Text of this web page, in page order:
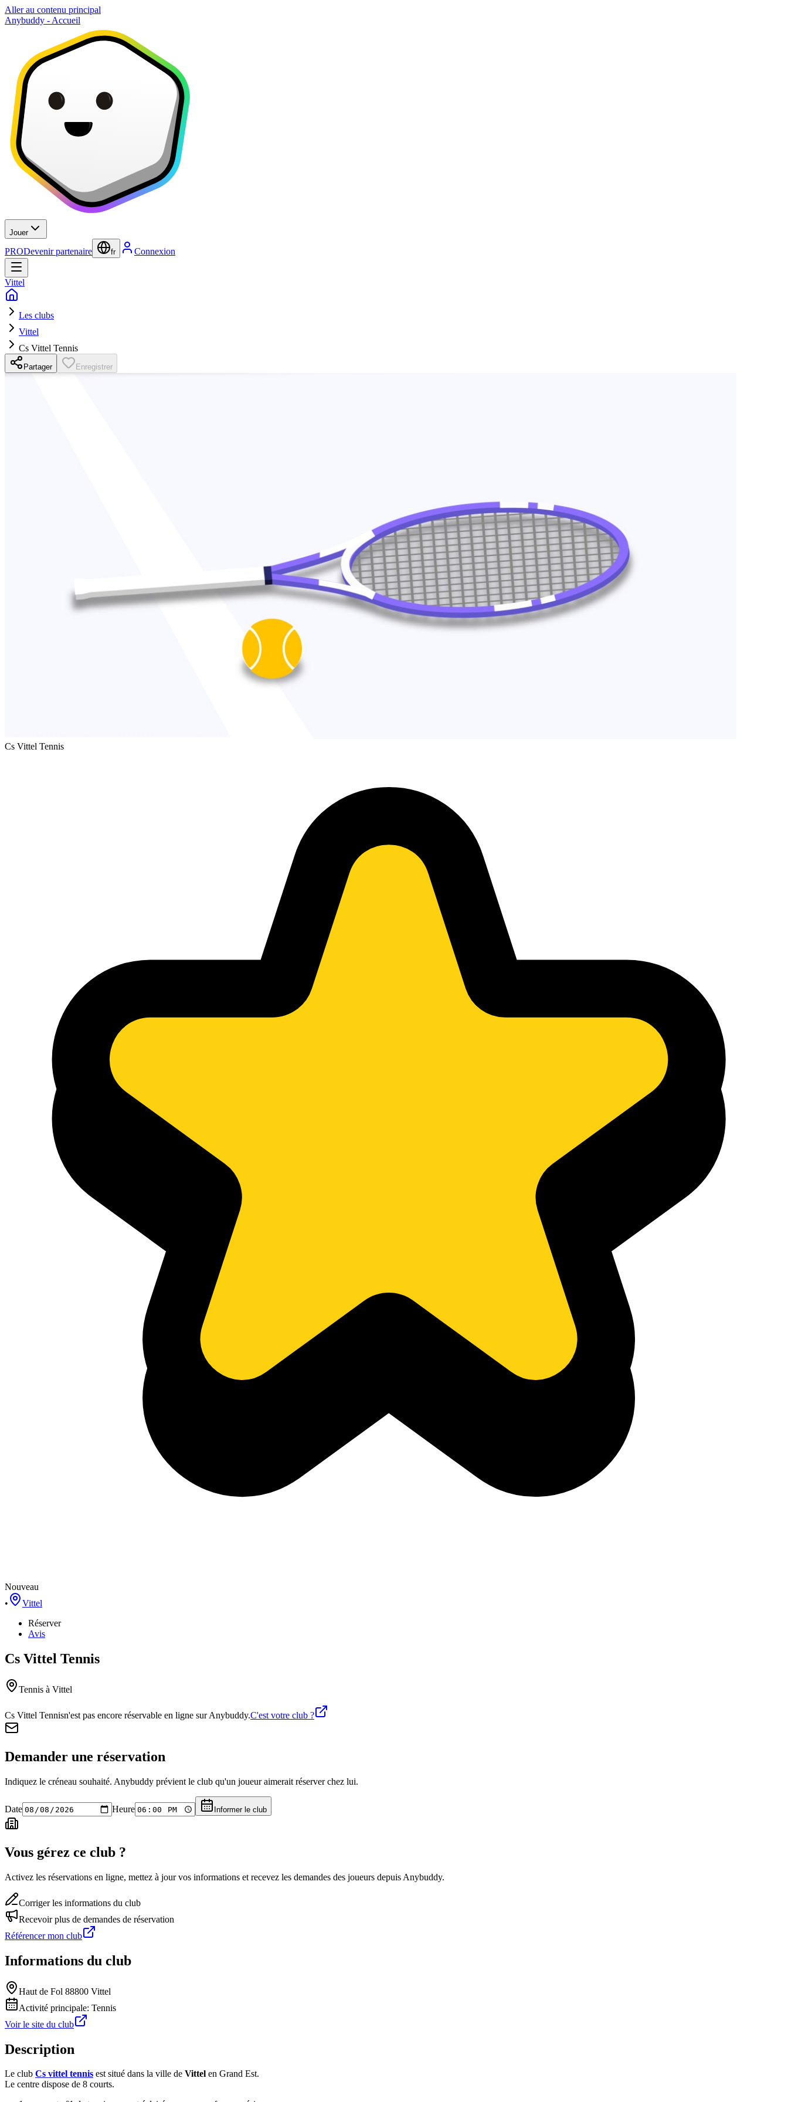
Aller au contenu principal
Anybuddy - Accueil
Jouer
PRODevenir partenaire fr Connexion
Vittel
Les clubs
Vittel
Cs Vittel Tennis
Partager Enregistrer
Cs Vittel Tennis
Nouveau
•
Vittel
Réserver
Avis
Cs Vittel Tennis
Tennis à Vittel
Cs Vittel Tennisn'est pas encore réservable en ligne sur Anybuddy.C'est votre club ?
Demander une réservation
Indiquez le créneau souhaité. Anybuddy prévient le club qu'un joueur aimerait réserver chez lui.
Date Heure Informer le club
Vous gérez ce club ?
Activez les réservations en ligne, mettez à jour vos informations et recevez les demandes des joueurs depuis Anybuddy.
Corriger les informations du club
Recevoir plus de demandes de réservation
Référencer mon club
Informations du club
Haut de Fol 88800 Vittel
Activité principale: Tennis
Voir le site du club
Description
Le club Cs vittel tennis est situé dans la ville de Vittel en Grand Est.
Le centre dispose de 8 courts.